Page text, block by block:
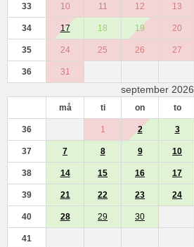
33 10 11 12 13
34 17 18 19 20
35 24 25 26 27
36 31
september 2026
må ti on to
36 1 2 3
37 7 8 9 10
38 14 15 16 17
39 21 22 23 24
40 28 29 30
41